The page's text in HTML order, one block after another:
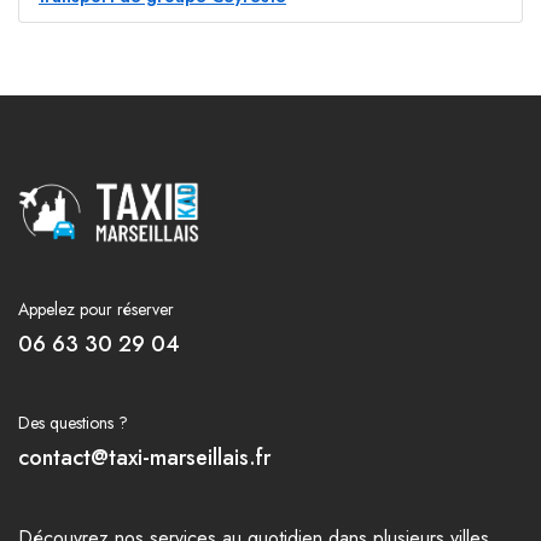
Appelez pour réserver
06 63 30 29 04
Des questions ?
contact@taxi-marseillais.fr